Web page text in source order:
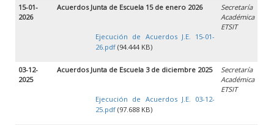
15-01-
2026
Acuerdos Junta de Escuela 15 de enero 2026
Ejecución de Acuerdos J.E. 15-01-
26.pdf (94.444 KB)
Secretaría
Académica
ETSIT
03-12-
2025
Acuerdos Junta de Escuela 3 de diciembre 2025
Ejecución de Acuerdos J.E. 03-12-
25.pdf (97.688 KB)
Secretaría
Académica
ETSIT